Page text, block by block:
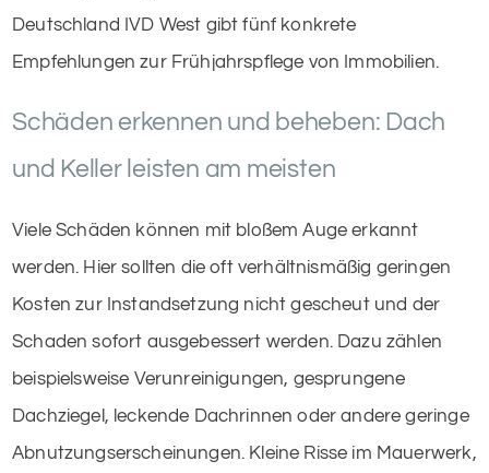
Deutschland IVD West gibt fünf konkrete
Empfehlungen zur Frühjahrspflege von Immobilien.
Schäden erkennen und beheben: Dach
und Keller leisten am meisten
Viele Schäden können mit bloßem Auge erkannt
werden. Hier sollten die oft verhältnismäßig geringen
Kosten zur Instandsetzung nicht gescheut und der
Schaden sofort ausgebessert werden. Dazu zählen
beispielsweise Verunreinigungen, gesprungene
Dachziegel, leckende Dachrinnen oder andere geringe
Abnutzungserscheinungen. Kleine Risse im Mauerwerk,